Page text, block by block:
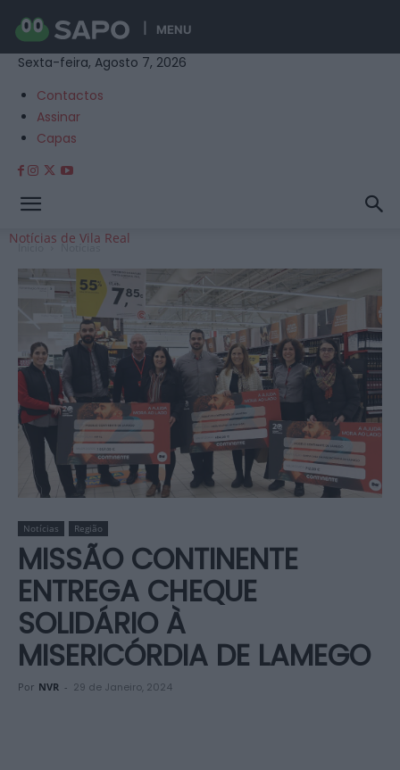
MENU
Sexta-feira, Agosto 7, 2026
Contactos
Assinar
Capas
Notícias de Vila Real
Início Notícias
Notícias Região
MISSÃO CONTINENTE
ENTREGA CHEQUE
SOLIDÁRIO À
MISERICÓRDIA DE LAMEGO
Por NVR - 29 de Janeiro, 2024